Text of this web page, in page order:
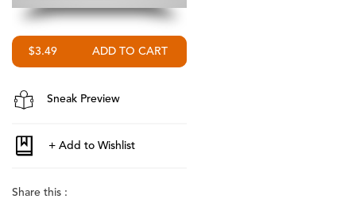
$3.49
Sneak Preview
Share this :